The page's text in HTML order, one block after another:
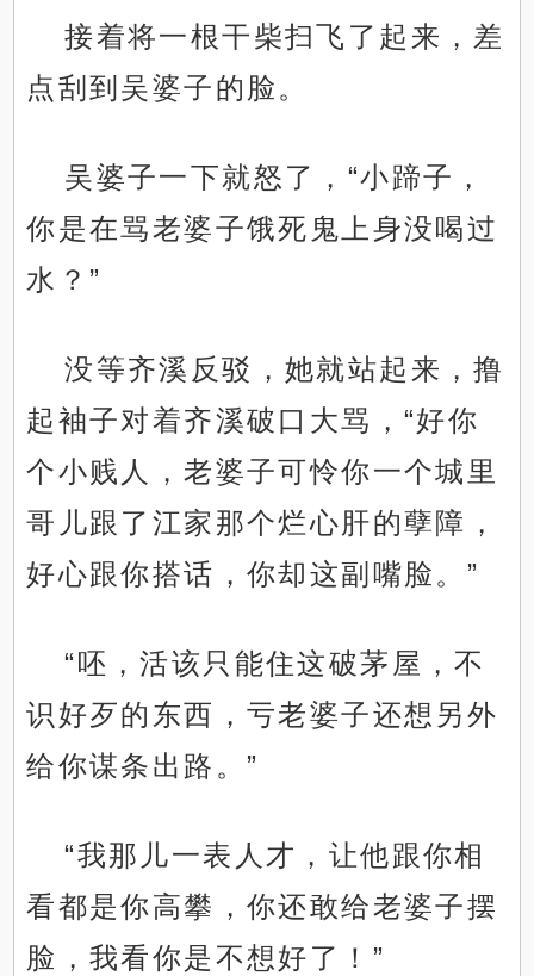
接着将一根干柴扫飞了起来，差
点刮到吴婆子的脸。
吴婆子一下就怒了，“小蹄子，
你是在骂老婆子饿死鬼上身没喝过
水？”
没等齐溪反驳，她就站起来，撸
起袖子对着齐溪破口大骂，“好你
个小贱人，老婆子可怜你一个城里
哥儿跟了江家那个烂心肝的孽障，
好心跟你搭话，你却这副嘴脸。”
“呸，活该只能住这破茅屋，不
识好歹的东西，亏老婆子还想另外
给你谋条出路。”
“我那儿一表人才，让他跟你相
看都是你高攀，你还敢给老婆子摆
脸，我看你是不想好了！”